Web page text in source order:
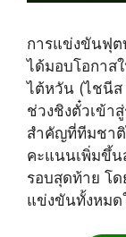
การแข่งขันฟุต
ได้มอบโอกาส
ไต้หวัน (ไชนีส
ช่วงชิงตั๋วเข้า
สำคัญที่ทีมชาติ
คะแนนเพิ่มขึ้น
รอบสุดท้าย โด
แข่งขันทั้งหม